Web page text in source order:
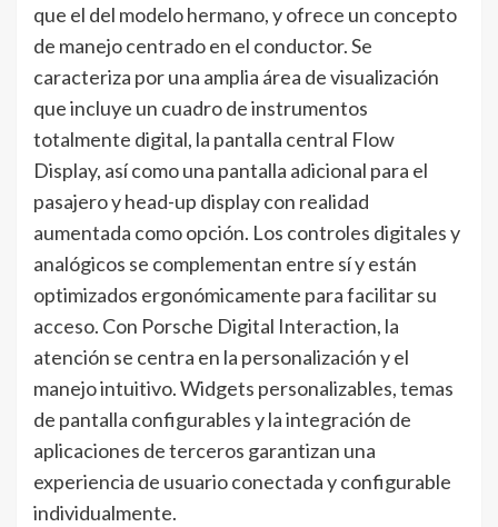
que el del modelo hermano, y ofrece un concepto
de manejo centrado en el conductor. Se
caracteriza por una amplia área de visualización
que incluye un cuadro de instrumentos
totalmente digital, la pantalla central Flow
Display, así como una pantalla adicional para el
pasajero y head-up display con realidad
aumentada como opción. Los controles digitales y
analógicos se complementan entre sí y están
optimizados ergonómicamente para facilitar su
acceso. Con Porsche Digital Interaction, la
atención se centra en la personalización y el
manejo intuitivo. Widgets personalizables, temas
de pantalla configurables y la integración de
aplicaciones de terceros garantizan una
experiencia de usuario conectada y configurable
individualmente.